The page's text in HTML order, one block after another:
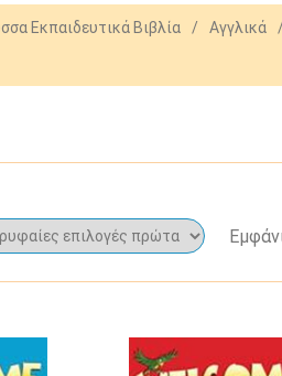
Εκπαιδευτικά Βιβλία / Αγγλικά